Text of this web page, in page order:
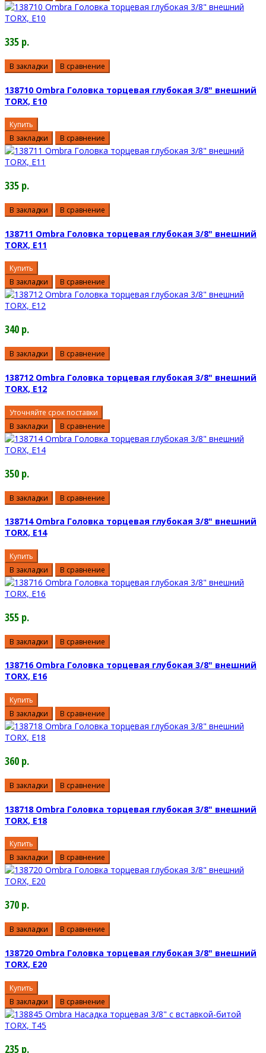
335 р.
В закладки В сравнение
138710 Ombra Головка торцевая глубокая 3/8" внешний
TORX, E10
Купить
В закладки
В сравнение
335 р.
В закладки В сравнение
138711 Ombra Головка торцевая глубокая 3/8" внешний
TORX, E11
Купить
В закладки
В сравнение
340 р.
В закладки В сравнение
138712 Ombra Головка торцевая глубокая 3/8" внешний
TORX, E12
Уточняйте срок поставки
В закладки
В сравнение
350 р.
В закладки В сравнение
138714 Ombra Головка торцевая глубокая 3/8" внешний
TORX, E14
Купить
В закладки
В сравнение
355 р.
В закладки В сравнение
138716 Ombra Головка торцевая глубокая 3/8" внешний
TORX, E16
Купить
В закладки
В сравнение
360 р.
В закладки В сравнение
138718 Ombra Головка торцевая глубокая 3/8" внешний
TORX, E18
Купить
В закладки
В сравнение
370 р.
В закладки В сравнение
138720 Ombra Головка торцевая глубокая 3/8" внешний
TORX, E20
Купить
В закладки
В сравнение
235 р.